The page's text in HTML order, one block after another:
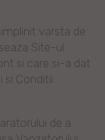
varsta de
Site-ul
si care si-a dat
si Conditii
de a